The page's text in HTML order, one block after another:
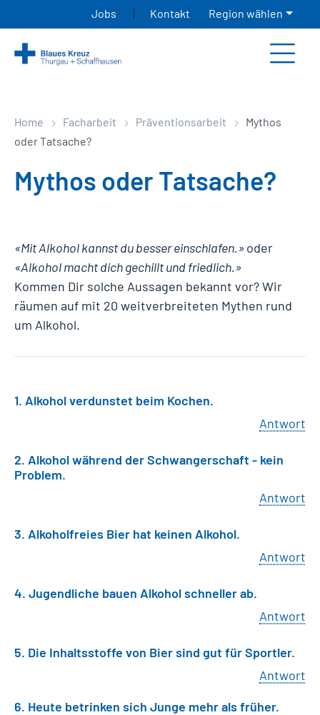
Jobs | Kontakt Region wählen
Home Facharbeit Präventionsarbeit
Mythos
oder Tatsache?
Mythos oder Tatsache?
«Mit Alkohol kannst du besser einschlafen.» oder
«Alkohol macht dich gechillt und friedlich.»
Kommen Dir solche Aussagen bekannt vor? Wir
räumen auf mit 20 weitverbreiteten Mythen rund
um Alkohol.
1. Alkohol verdunstet beim Kochen.
Antwort
2. Alkohol während der Schwangerschaft - kein
Problem.
Antwort
3. Alkoholfreies Bier hat keinen Alkohol.
Antwort
4. Jugendliche bauen Alkohol schneller ab.
Antwort
5. Die Inhaltsstoffe von Bier sind gut für Sportler.
Antwort
6. Heute betrinken sich Junge mehr als früher.